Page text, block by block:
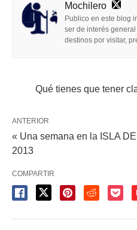
Mochilero
Publico en este blog
ser de interés
destinos por visitar,
Qué tienes que tener
ANTERIOR
« Una semana en la ISLA
2013
COMPARTIR